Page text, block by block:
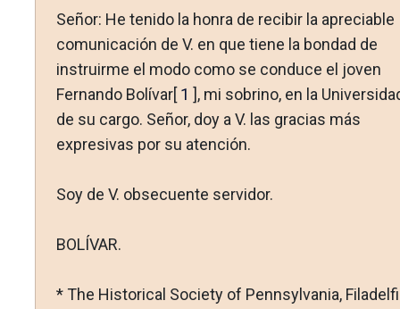
Señor: He tenido la honra de recibir la apreciable
comunicación de V. en que tiene la bondad de
instruirme el modo como se con­duce el joven
Fernando Bolívar[ 1 ], mi sobrino, en la
de su cargo. Señor, doy a V. las gracias más
expresivas por su atención.
Soy de V. obsecuente servidor.
BOLÍVAR.
* The Historical Society of Pennsylvania,